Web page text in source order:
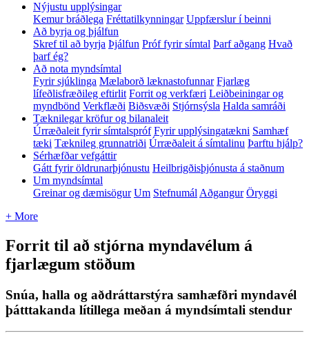
Nýjustu upplýsingar
Kemur bráðlega Fréttatilkynningar Uppfærslur í beinni
Að byrja og þjálfun
Skref til að byrja Þjálfun Próf fyrir símtal Þarf aðgang Hvað
þarf ég?
Að nota myndsímtal
Fyrir sjúklinga Mælaborð læknastofunnar Fjarlæg
lífeðlisfræðileg eftirlit Forrit og verkfæri Leiðbeiningar og
myndbönd Verkflæði Biðsvæði Stjórnsýsla Halda samráði
Tæknilegar kröfur og bilanaleit
Úrræðaleit fyrir símtalspróf Fyrir upplýsingatækni Samhæf
tæki Tæknileg grunnatriði Úrræðaleit á símtalinu Þarftu hjálp?
Sérhæfðar vefgáttir
Gátt fyrir öldrunarþjónustu Heilbrigðisþjónusta á staðnum
Um myndsímtal
Greinar og dæmisögur Um Stefnumál Aðgangur Öryggi
+ More
Forrit til að stjórna myndavélum á
fjarlægum stöðum
Snúa, halla og aðdráttarstýra samhæfðri myndavél
þátttakanda lítillega meðan á myndsímtali stendur